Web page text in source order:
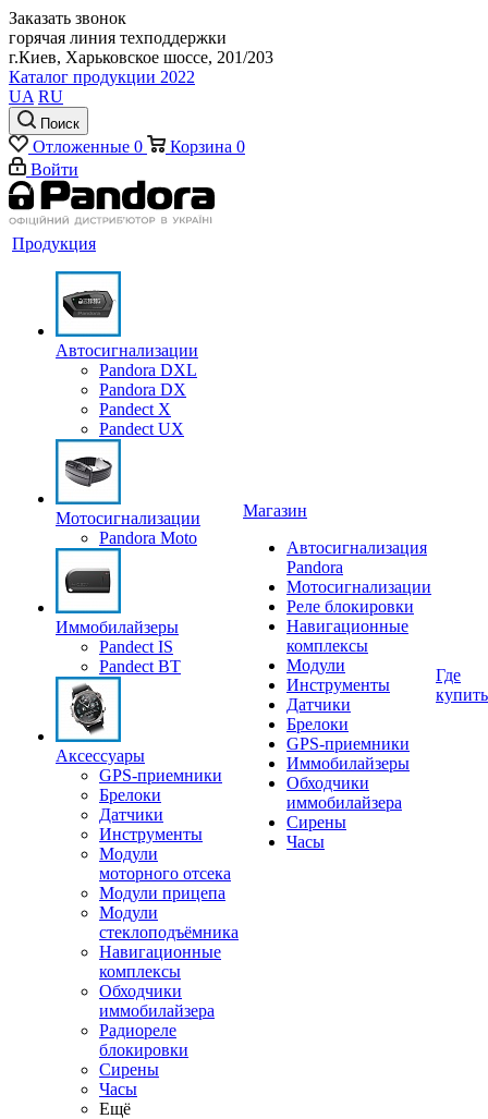
Заказать звонок
горячая линия техподдержки
г.Киев, Харьковское шоссе, 201/203
Каталог продукции 2022
UA RU
Поиск
Отложенные 0 Корзина 0
Войти
Продукция
Автосигнализации
Pandora DXL
Pandora DX
Pandect X
Pandect UX
Мотосигнализации
Pandora Moto
Иммобилайзеры
Pandect IS
Pandect BT
Аксессуары
GPS-приемники
Брелоки
Датчики
Инструменты
Модули
моторного отсека
Модули прицепа
Модули
стеклоподъёмника
Навигационные
комплексы
Обходчики
иммобилайзера
Радиореле
блокировки
Сирены
Часы
Ещё
Магазин
Автосигнализация
Pandora
Мотосигнализации
Реле блокировки
Навигационные
комплексы
Модули
Инструменты
Датчики
Брелоки
GPS-приемники
Иммобилайзеры
Обходчики
иммобилайзера
Сирены
Часы
Где
купить